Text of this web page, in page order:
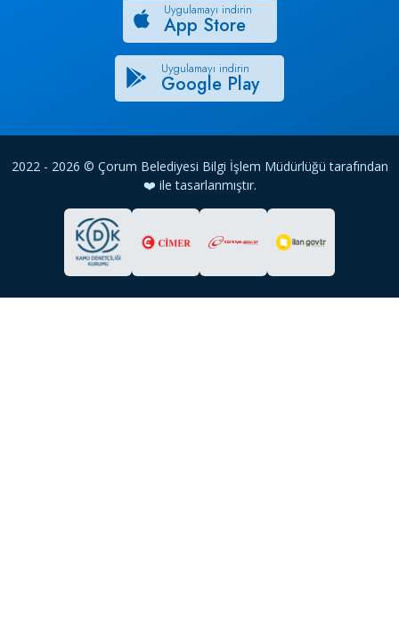
Uygulamayı indirin
App Store
Uygulamayı indirin
Google Play
2022 - 2026 © Çorum Belediyesi Bilgi İşlem Müdürlüğü tarafından
❤️ ile tasarlanmıştır.